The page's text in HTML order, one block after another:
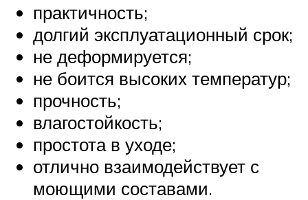
практичность;
долгий эксплуатационный срок;
не деформируется;
не боится высоких температур;
прочность;
влагостойкость;
простота в уходе;
отлично взаимодействует с
моющими составами.